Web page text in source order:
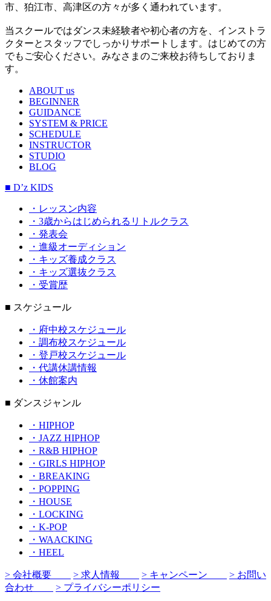
市、狛江市、高津区の方々が多く通われています。
当スクールではダンス未経験者や初心者の方を、インストラ
クターとスタッフでしっかりサポートします。はじめての方
でもご安心ください。みなさまのご来校お待ちしておりま
す。
ABOUT us
BEGINNER
GUIDANCE
SYSTEM & PRICE
SCHEDULE
INSTRUCTOR
STUDIO
BLOG
■ D’z KIDS
・レッスン内容
・3歳からはじめられるリトルクラス
・発表会
・進級オーディション
・キッズ養成クラス
・キッズ選抜クラス
・受賞歴
■ スケジュール
・府中校スケジュール
・調布校スケジュール
・登戸校スケジュール
・代講休講情報
・休館案内
■ ダンスジャンル
・HIPHOP
・JAZZ HIPHOP
・R&B HIPHOP
・GIRLS HIPHOP
・BREAKING
・POPPING
・HOUSE
・LOCKING
・K-POP
・WAACKING
・HEEL
> 会社概要 > 求人情報 > キャンペーン
> お問い
合わせ
> プライバシーポリシー